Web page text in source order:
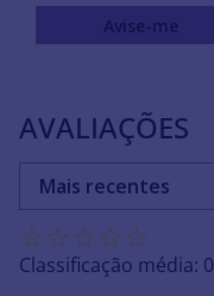
Avise-me
AVALIAÇÕES
☆☆☆☆☆
Classificação média: 0
Mais recentes